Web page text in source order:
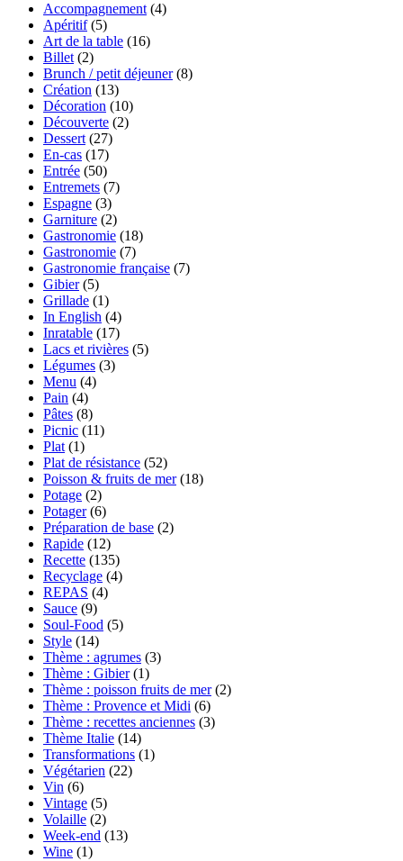
Accompagnement (4)
Apéritif(5)
Art de la table (16)
Billet (2)
Brunch / petit déjeuner(8)
Création (13)
Décoration (10)
Découverte (2)
Dessert (27)
En-cas (17)
Entrée (50)
Entremets (7)
Espagne (3)
Garniture (2)
Gastronomie (18)
Gastronomie (7)
Gastronomie française (7)
Gibier(5)
Grillade (1)
In English (4)
Inratable (17)
Lacs et rivières (5)
Légumes (3)
Menu (4)
Pain (4)
Pâtes (8)
Picnic (11)
Plat (1)
Plat de résistance (52)
Poisson & fruits de mer(18)
Potage (2)
Potager(6)
Préparation de base (2)
Rapide (12)
Recette (135)
Recyclage (4)
REPAS (4)
Sauce (9)
Soul-Food (5)
Style (14)
Thème : agrumes (3)
Thème : Gibier(1)
Thème : poisson fruits de mer(2)
Thème : Provence et Midi (6)
Thème : recettes anciennes (3)
Thème Italie (14)
Transformations (1)
Végétarien (22)
Vin (6)
Vintage (5)
Volaille (2)
Week-end (13)
Wine (1)